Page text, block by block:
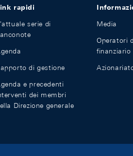
rapidi
serie di
di gestione
e precedenti
dei membri
Direzione generale
Media
Operatori
finanziario